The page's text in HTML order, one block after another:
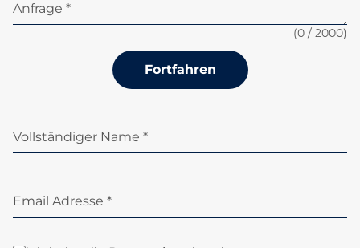
Anfrage *
(0 / 2000)
Fortfahren
Vollständiger Name *
Email Adresse *